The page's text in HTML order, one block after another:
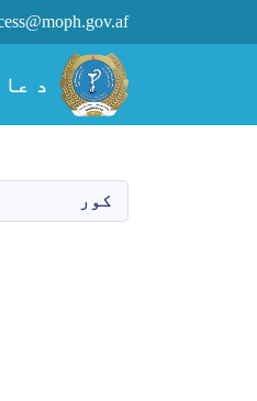
د
navigation
د
کور